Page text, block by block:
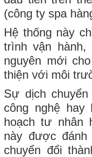
(công ty spa
Hệ thống này
trình vận
nguyên mới
thiện với môi
Sự dịch
công nghệ
hoạch tư nhân
này được
chuyển đổi